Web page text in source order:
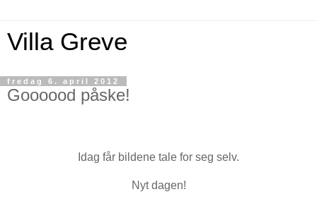
Villa Greve
fredag 6. april 2012
Goooood påske!
Idag får bildene tale for seg selv.
Nyt dagen!